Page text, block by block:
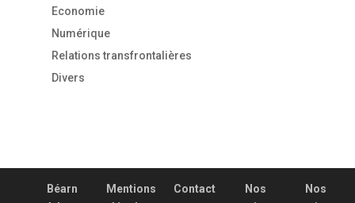
Economie
Numérique
Relations transfrontalières
Divers
Béarn
Mentions
Contact
Nos
Nos